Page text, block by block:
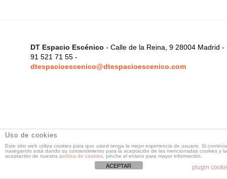
DT Espacio Escénico - Calle de la Reina, 9 28004 Madrid -
91 521 71 55 -
dtespacioescenico@dtespacioescenico.com
Uso de cookies
Este sitio web utiliza cookies para que usted tenga la mejor experiencia de usuario. Si
navegando está dando su consentimiento para la aceptación de las mencionadas cookies y la
aceptación de nuestra política de cookies , pinche el enlace para mayor información.
plugin
ACEPTAR